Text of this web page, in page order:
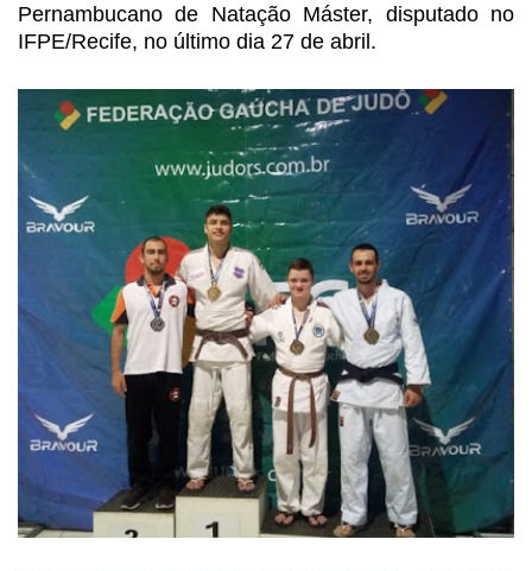
Pernambucano de Natação Máster, disputado no
IFPE/Recife, no último dia 27 de abril.